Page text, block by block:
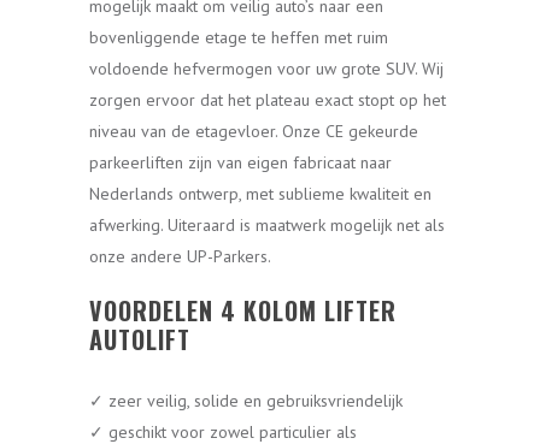
mogelijk maakt om veilig auto’s naar een
bovenliggende etage te heffen met ruim
voldoende hefvermogen voor uw grote SUV. Wij
zorgen ervoor dat het plateau exact stopt op het
niveau van de etagevloer. Onze CE gekeurde
parkeerliften zijn van eigen fabricaat naar
Nederlands ontwerp, met sublieme kwaliteit en
afwerking. Uiteraard is maatwerk mogelijk net als
onze andere UP-Parkers.
VOORDELEN 4 KOLOM LIFTER
AUTOLIFT
✓ zeer veilig, solide en gebruiksvriendelijk
✓ geschikt voor zowel particulier als